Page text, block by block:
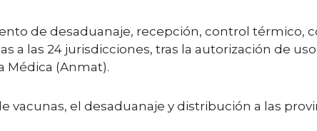
de desaduanaje, recepción, control térmico,
las 24 jurisdicciones, tras la autorización de uso
Médica (Anmat).
el desaduanaje y distribución a las